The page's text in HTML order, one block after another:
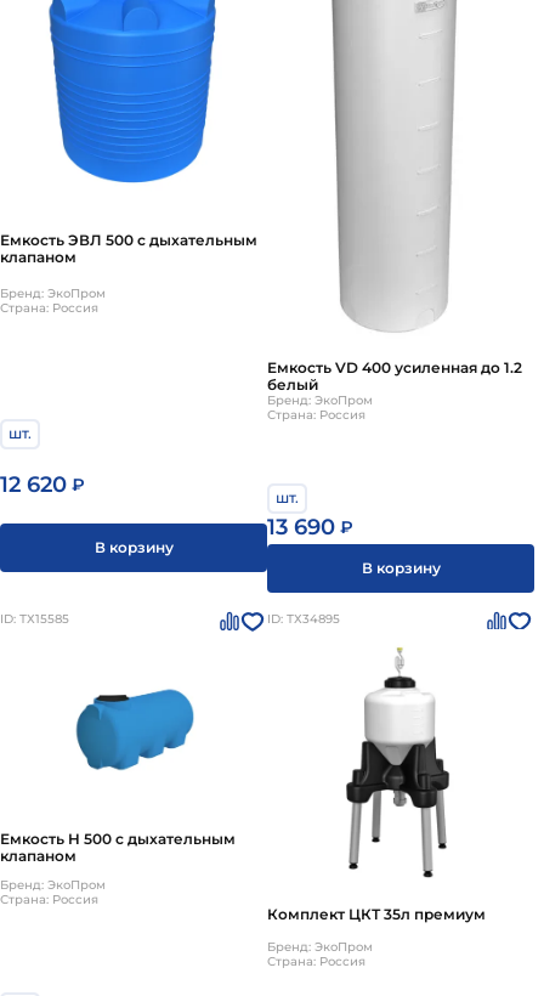
Емкость ЭВЛ 500 с дыхательным
клапаном
Бренд: ЭкоПром
Страна: Россия
шт.
12 620 ₽
В корзину
Емкость VD 400 усиленная до 1.2
белый
Бренд: ЭкоПром
Страна: Россия
шт.
13 690 ₽
В корзину
ID: ТХ15585
Емкость H 500 с дыхательным
клапаном
Бренд: ЭкоПром
Страна: Россия
ID: ТХ34895
Комплект ЦКТ 35л премиум
Бренд: ЭкоПром
Страна: Россия